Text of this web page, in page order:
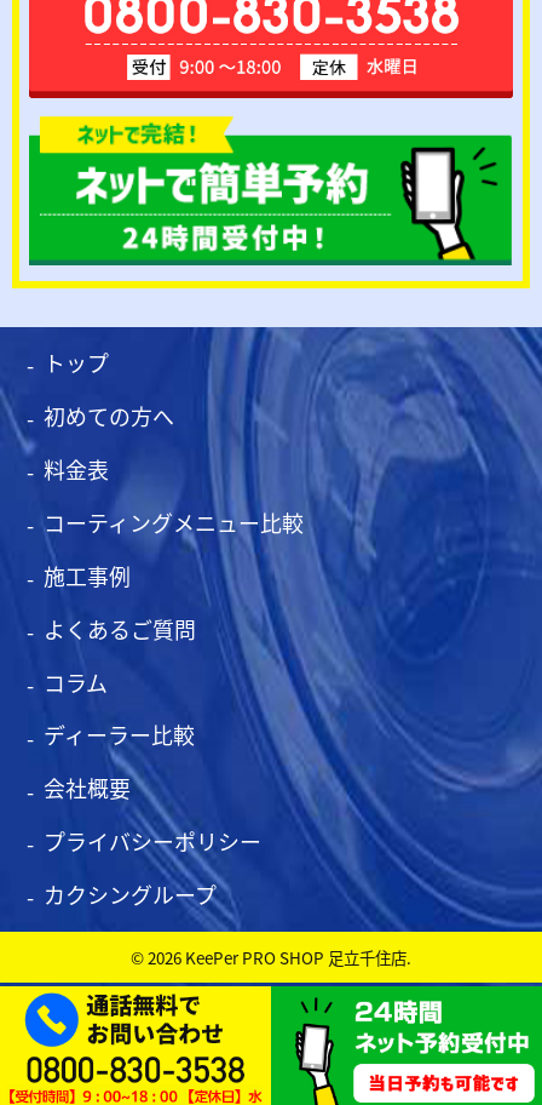
トップ
初めての方へ
料金表
コーティングメニュー比較
施工事例
よくあるご質問
コラム
ディーラー比較
会社概要
プライバシーポリシー
カクシングループ
© 2026 KeePer PRO SHOP 足立千住店.